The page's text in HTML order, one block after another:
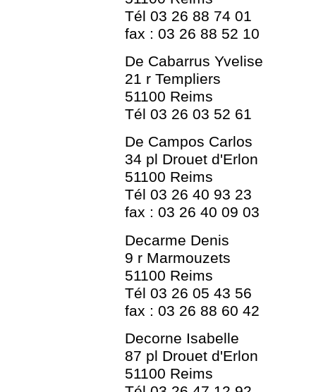
Tél 03 26 88 74 01
fax : 03 26 88 52 10
De Cabarrus Yvelise
21 r Templiers
51100 Reims
Tél 03 26 03 52 61
De Campos Carlos
34 pl Drouet d'Erlon
51100 Reims
Tél 03 26 40 93 23
fax : 03 26 40 09 03
Decarme Denis
9 r Marmouzets
51100 Reims
Tél 03 26 05 43 56
fax : 03 26 88 60 42
Decorne Isabelle
87 pl Drouet d'Erlon
51100 Reims